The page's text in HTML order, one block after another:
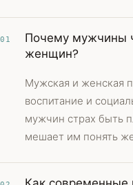
01
Почему мужчины
женщин?
Мужская и женская
воспитание и
мужчин страх быть
мешает им понять